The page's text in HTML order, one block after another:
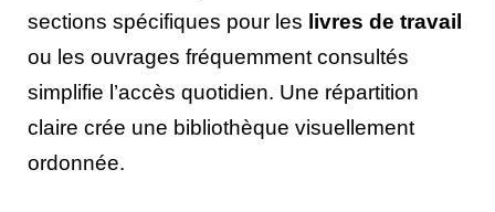
sections spécifiques pour les livres de travail
ou les ouvrages fréquemment consultés
simplifie l’accès quotidien. Une répartition
claire crée une bibliothèque visuellement
ordonnée.